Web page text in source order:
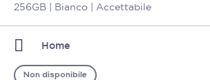
256GB | Bianco | Accettabile
Home
Non disponibile